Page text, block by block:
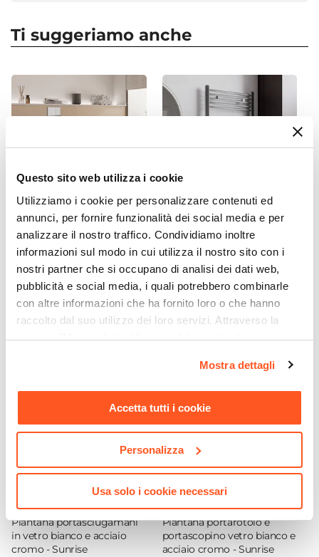
Questo sito web utilizza i cookie
Utilizziamo i cookie per personalizzare contenuti ed
annunci, per fornire funzionalità dei social media e per
analizzare il nostro traffico. Condividiamo inoltre
informazioni sul modo in cui utilizza il nostro sito con i
nostri partner che si occupano di analisi dei dati web,
pubblicità e social media, i quali potrebbero combinarle
con altre informazioni che ha fornito loro o che hanno
raccolto dal suo utilizzo dei loro servizi. Attraverso la
sezione "Mostra dettagli" è possibile gestire le proprie
momento. Per maggiori informazioni si invita a leggere la
nostraCookie Policy.
Mostra dettagli
Accetta tutti i cookie
Personalizza
Usa solo i cookie necessari
Colore
Leva monocomando
Ø 5,5 cm
Attacchi
F3/8"G
Finitura
Satinata
Lunghezza Canna
9,5 cm
Materiale
Installazione
Flessibili Di Collegamento
Piletta
Non inclusa
Portata Massima L/min
5 L/min
Tipo Cartuccia
Ti suggeriamo anche
CODICE: BRENTA
Sanitari sospesi rimless
ceramica bianco lucido
Brenta sedile soft-close
€ 196,01
CODICE:
Termoarredo scaldasalviette
1120x500 cromato interasse
450 mm - Alpina
€ 75,01
Piantana portasciugamani
in vetro bianco e acciaio
cromo - Sunrise
Piantana portarotolo e
portascopino vetro bianco e
acciaio cromo - Sunrise